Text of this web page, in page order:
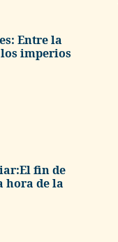
Entre la
imperios
fin de
hora de la